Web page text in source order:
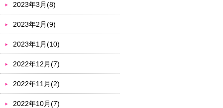
2023年3月(8)
2023年2月(9)
2023年1月(10)
2022年12月(7)
2022年11月(2)
2022年10月(7)